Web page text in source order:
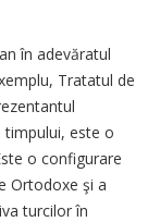
în adevăratul
Tratatul de
timpului, este o
o configurare
Ortodoxe şi a
turcilor în